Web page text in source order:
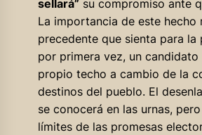
sellará” su compromiso ante
La importancia de este hecho
precedente que sienta para
por primera vez, un candidato
propio techo a cambio de la
destinos del pueblo. El
se conocerá en las urnas,
límites de las promesas